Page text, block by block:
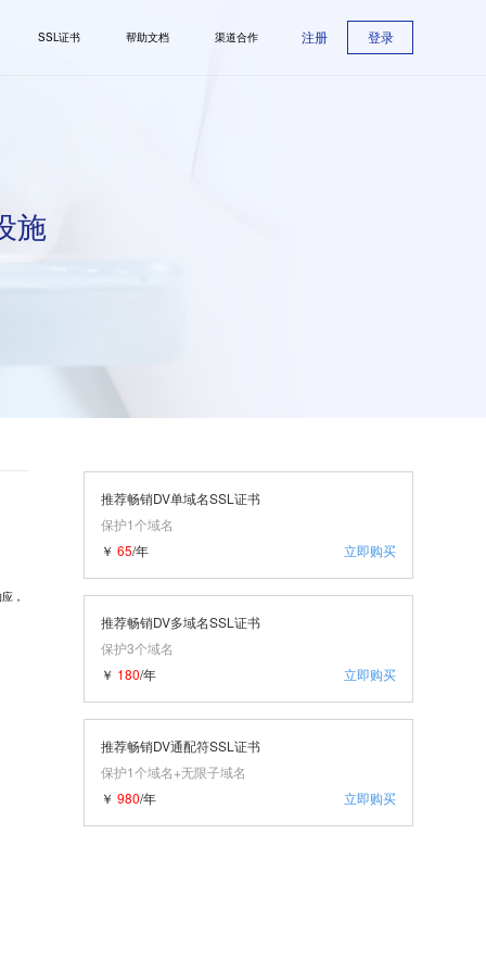
SSL证书 帮助文档 渠道合作 注册 登录
施
，
推荐畅销DV单域名SSL证书
保护1个域名
立即购买
￥ 65/年
推荐畅销DV多域名SSL证书
保护3个域名
立即购买
￥ 180/年
推荐畅销DV通配符SSL证书
保护1个域名+无限子域名
立即购买
￥ 980/年